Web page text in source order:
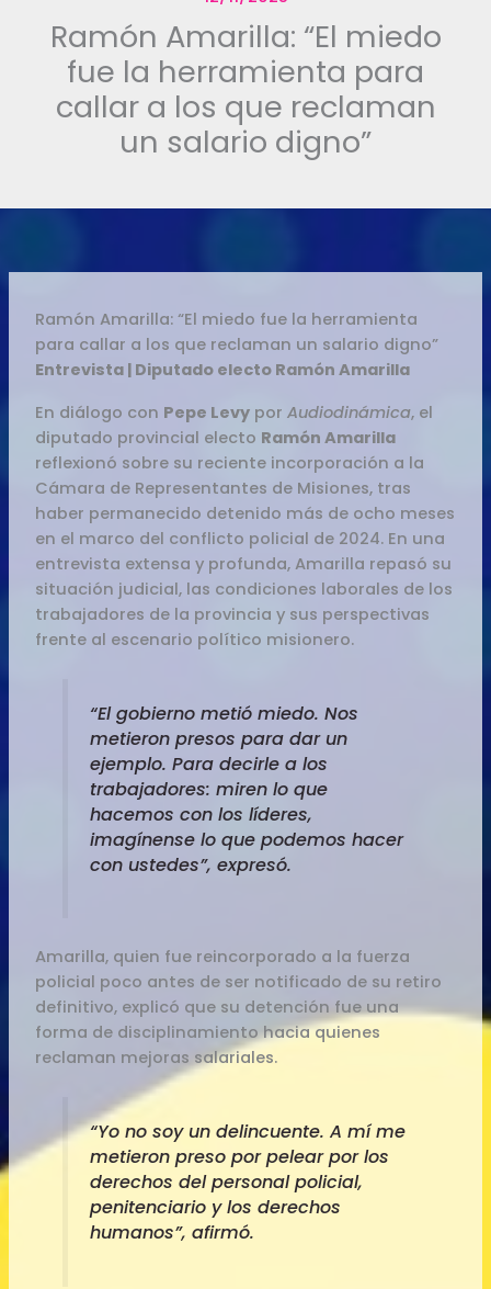
Ramón Amarilla: “El miedo
fue la herramienta para
callar a los que reclaman
un salario digno”
Ramón Amarilla: “El miedo fue la herramienta
para callar a los que reclaman un salario digno”
Entrevista | Diputado electo Ramón Amarilla
En diálogo con Pepe Levy porAudiodinámica, el
diputado provincial electo Ramón Amarilla
reflexionó sobre su reciente incorporación a la
Cámara de Representantes de Misiones, tras
haber permanecido detenido más de ocho meses
en el marco del conflicto policial de 2024. En una
entrevista extensa y profunda, Amarilla repasó su
situación judicial, las condiciones laborales de los
trabajadores de la provincia y sus perspectivas
frente al escenario político misionero.
“El gobierno metió miedo. Nos
metieron presos para dar un
ejemplo. Para decirle a los
trabajadores: miren lo que
hacemos con los líderes,
imagínense lo que podemos hacer
con ustedes”, expresó.
Amarilla, quien fue reincorporado a la fuerza
policial poco antes de ser notificado de su retiro
definitivo, explicó que su detención fue una
forma de disciplinamiento hacia quienes
reclaman mejoras salariales.
“Yo no soy un delincuente. A mí me
metieron preso por pelear por los
derechos del personal policial,
penitenciario y los derechos
humanos”, afirmó.